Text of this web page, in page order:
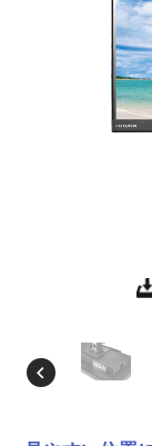
画
画
画
画
画
画
画
画